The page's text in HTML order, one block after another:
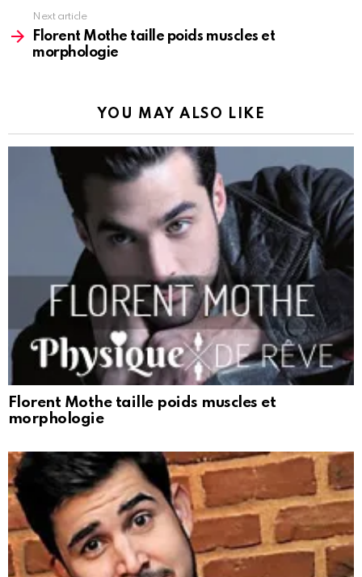
Next article
Florent Mothe taille poids muscles et
morphologie
YOU MAY ALSO LIKE
Florent Mothe taille poids muscles et
morphologie